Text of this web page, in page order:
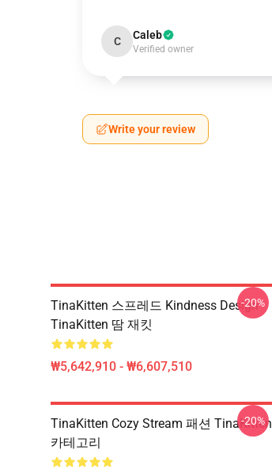
C Caleb
Verified owner
Write your review
TinaKitten 스프레드 Kindness Design
TinaKitten 땀 재킷
₩5,642,910 - ₩6,607,510
-20%
TinaKitten Cozy Stream 패션 TinaKitten
카테고리
-20%